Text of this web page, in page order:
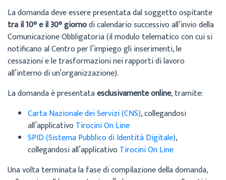
La domanda deve essere presentata dal soggetto ospitante
tra il 10° e il 30° giornodi calendario successivo all’invio della
Comunicazione Obbligatoria (il modulo telematico con cui si
notificano al Centro per l’impiego gli inserimenti, le
cessazioni e le trasformazioni nei rapporti di lavoro
all’interno di un’organizzazione).
La domanda è presentataesclusivamente online, tramite:
Carta Nazionale dei Servizi (CNS), collegandosi
all’applicativo Tirocini On Line
SPID (Sistema Pubblico di Identità Digitale),
collegandosi all’applicativo Tirocini On Line
Una volta terminata la fase di compilazione della domanda,